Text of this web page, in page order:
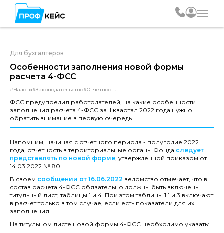
Для бухгалтеров
Особенности заполнения новой формы
расчета 4-ФСС
#Налоги#Законодательство#Отчетность
ФСС предупредил работодателей, на какие особенности
заполнения расчета 4-ФСС за II квартал 2022 года нужно
обратить внимание в первую очередь.
Напомним, начиная с отчетного периода - полугодие 2022
года, отчетность в территориальные органы Фонда следует
представлять по новой форме, утвержденной приказом от
14.03.2022 № 80.
В своем сообщении от 16.06.2022 ведомство отмечает, что в
состав расчета 4-ФСС обязательно должны быть включены
титульный лист, таблицы 1 и 4. При этом таблицы 1.1 и 3 включают
в расчет только в том случае, если есть показатели для их
заполнения.
На титульном листе новой формы 4-ФСС необходимо указать: